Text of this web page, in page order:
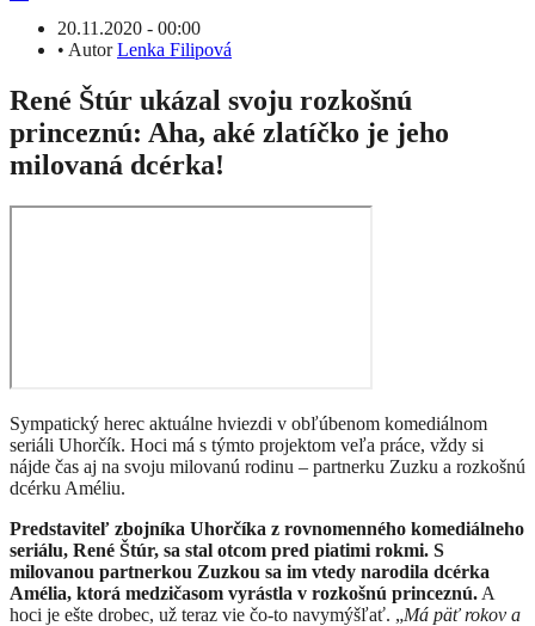
20.11.2020 - 00:00
• AutorLenka Filipová
René Štúr ukázal svoju rozkošnú
princeznú: Aha, aké zlatíčko je jeho
milovaná dcérka!
Sympatický herec aktuálne hviezdi v obľúbenom komediálnom
seriáli Uhorčík. Hoci má s týmto projektom veľa práce, vždy si
nájde čas aj na svoju milovanú rodinu – partnerku Zuzku a rozkošnú
dcérku Améliu.
Predstaviteľ zbojníka Uhorčíka z rovnomenného komediálneho
seriálu, René Štúr, sa stal otcom pred piatimi rokmi. S
milovanou partnerkou Zuzkou sa im vtedy narodila dcérka
Amélia, ktorá medzičasom vyrástla v rozkošnú princeznú. A
hoci je ešte drobec, už teraz vie čo-to navymýšľať. „Má päť rokov a